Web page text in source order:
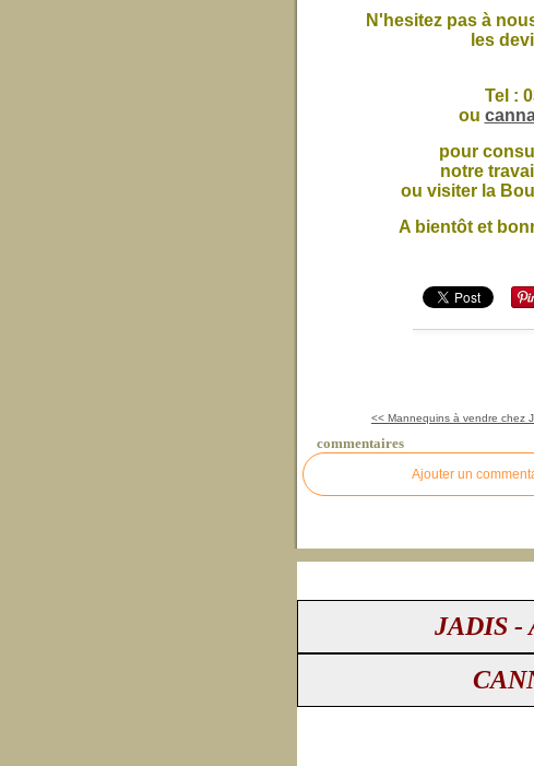
N'hesitez pas à
les
Tel :
ou
pour
notre
ou visiter la
A bientôt et
<< Mannequins à vendre chez
commentaires
Ajouter un
JADIS -